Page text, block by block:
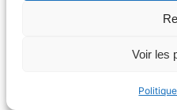
Voir les